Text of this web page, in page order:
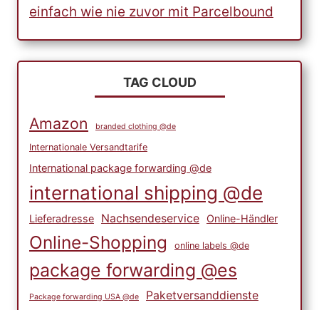
einfach wie nie zuvor mit Parcelbound
TAG CLOUD
Amazon branded clothing @de
Internationale Versandtarife
International package forwarding @de
international shipping @de
Lieferadresse Nachsendeservice Online-Händler
Online-Shopping online labels @de
package forwarding @es
Package forwarding USA @de Paketversanddienste